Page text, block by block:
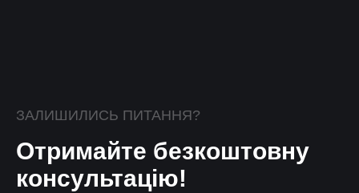
ЗАЛИШИЛИСЬ ПИТАННЯ?
Отримайте безкоштовну
консультацію!